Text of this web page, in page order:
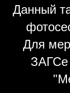
Данный
Для